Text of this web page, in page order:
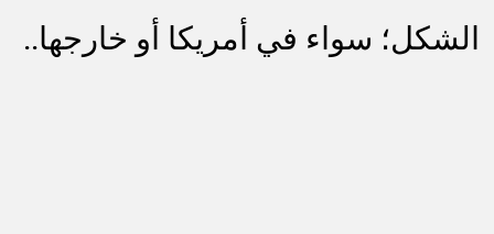
الشكل؛ سواء في أمريكا أو خارجها..